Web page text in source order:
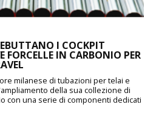
I COCKPIT
FORCELLE IN CARBONIO PER
milanese di tubazioni per telai e
della sua collezione di
con una serie di componenti dedicati